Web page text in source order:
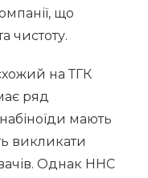
що
чистоту.
на ТГК
ряд
мають
викликати
Однак HHC